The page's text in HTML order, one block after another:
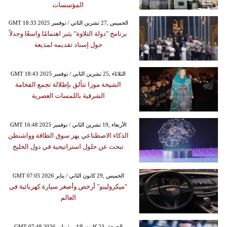
المؤسسات
GMT 18:33 2025 الخميس ,27 تشرين الثاني / نوفمبر
برنامج "دولة التلاوة" يثير اهتمامًا واسعًا وجدلاً
حول إسناد تقديمه لمذيعة
GMT 18:43 2025 الثلاثاء ,25 تشرين الثاني / نوفمبر
الشيخة موزا تتألق بإطلالة تجمع الفخامة
الشرقية باللمسات العصرية
GMT 16:48 2025 الأربعاء ,19 تشرين الثاني / نوفمبر
الذكاء الاصطناعي يهز سوق الطاقة وواشنطن
تبحث عن حلول استراتيجية في دول الخليج
GMT 07:05 2026 الخميس ,29 كانون الثاني / يناير
"ميكرولينو" أرخص وأصغر سيارة كهربائية في
العالم